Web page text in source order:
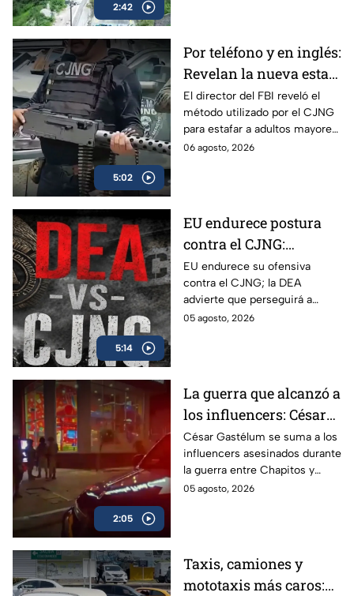
2:42
5:02
Por teléfono y en inglés:
Revelan la nueva estafa
del CJNG a adultos
mayores de Estados
Unidos
El director del FBI reveló el
método utilizado por el CJNG
para estafar a adultos mayores
de Estados Unidos desde
06 agosto, 2026
5:14
EU endurece postura
contra el CJNG:
advierte que también
irá por políticos que
protejan al cártel
EU endurece su ofensiva
contra el CJNG; la DEA
advierte que perseguirá a
políticos que protejan al cártel
05 agosto, 2026
2:05
La guerra que alcanzó a
los influencers: César
Gastélum se suma a
lista de asesinados
entre guerra de
Chapitos-Mayiza
César Gastélum se suma a los
influencers asesinados durante
la guerra entre Chapitos y
Mayiza; conoce los casos
05 agosto, 2026
Taxis, camiones y
mototaxis más caros: